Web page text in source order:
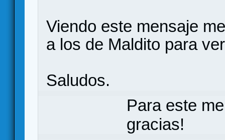
Viendo este mensaje
a los de Maldito para
Saludos.
Para este
gracias!